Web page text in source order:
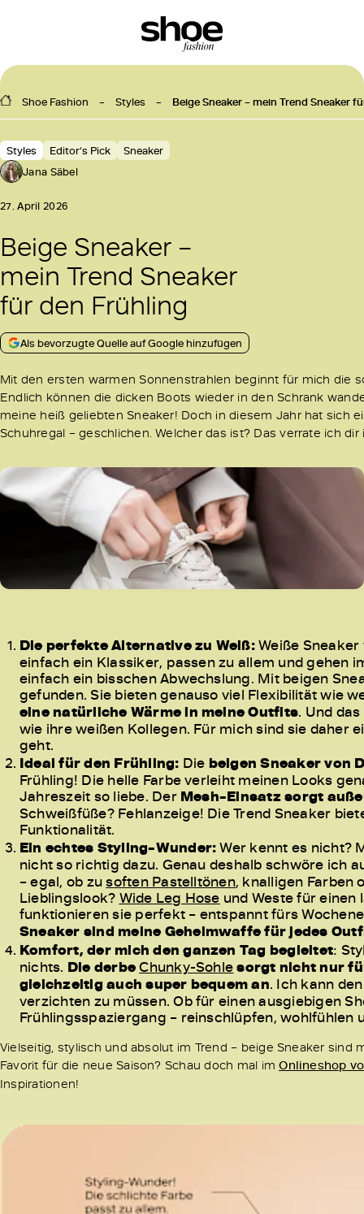
Shoe Fashion Styles Beige Sneaker – mein Trend Sneaker
Styles Editor‘s Pick
Sneaker
Jana Säbel
27. April 2026
Beige Sneaker –
mein Trend Sneaker
für den Frühling
Als bevorzugte Quelle auf Google hinzufügen
Mit den ersten warmen Sonnenstrahlen beginnt für mich die
Endlich können die dicken Boots wieder in den Schrank
meine heiß geliebten Sneaker! Doch in diesem Jahr hat sich
Schuhregal – geschlichen. Welcher das ist? Das verrate ich
Die perfekte Alternative zu Weiß:Weiße
einfach ein Klassiker, passen zu allem und gehen
einfach ein bisschen Abwechslung. Mit beigen
gefunden. Sie bieten genauso viel Flexibilität wie
eine natürliche Wärme in meine Outfits. Und
wie ihre weißen Kollegen. Für mich sind sie daher
geht.
Ideal für den Frühling: Die beigen Sneaker von
Frühling! Die helle Farbe verleiht meinen Looks
Jahreszeit so liebe. Der Mesh-Einsatz sorgt
Schweißfüße? Fehlanzeige! Die Trend Sneaker
Funktionalität.
Ein echtes Styling-Wunder:Wer kennt es nicht?
nicht so richtig dazu. Genau deshalb schwöre ich
– egal, ob zusoften Pastelltönen, knalligen Farben
Lieblingslook? Wide Leg Hose und Weste für
funktionieren sie perfekt – entspannt fürs
Sneaker sind meine Geheimwaffe für jedes
Komfort, der mich den ganzen Tag begleitet:
nichts. Die derbeChunky-Sohlesorgt nicht nur
gleichzeitig auch super bequem an. Ich kann
verzichten zu müssen. Ob für einen ausgiebigen
Frühlingsspaziergang – reinschlüpfen, wohlfühlen
Vielseitig, stylisch und absolut im Trend – beige Sneaker
Favorit für die neue Saison? Schau doch mal imOnlineshop
Inspirationen!